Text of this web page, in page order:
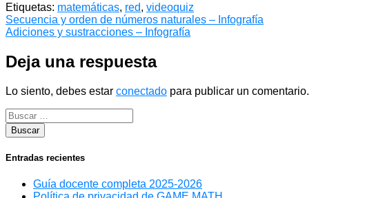
Etiquetas: matemáticas, red, videoquiz
Navegación
de
entradas
Secuencia y orden de números naturales – Infografía
Adiciones y sustracciones – Infografía
Deja una respuesta
Lo siento, debes estar conectado para publicar un comentario.
Entradas recientes
Guía docente completa 2025-2026